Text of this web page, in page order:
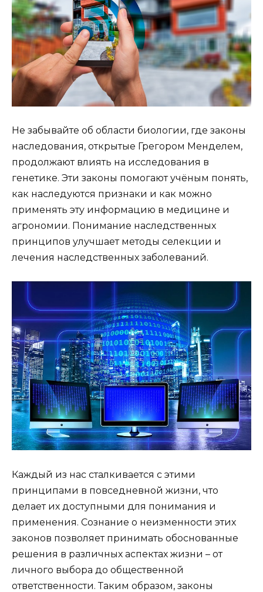
Не забывайте об области биологии, где законы
наследования, открытые Грегором Менделем,
продолжают влиять на исследования в
генетике. Эти законы помогают учёным понять,
как наследуются признаки и как можно
применять эту информацию в медицине и
агрономии. Понимание наследственных
принципов улучшает методы селекции и
лечения наследственных заболеваний.
Каждый из нас сталкивается с этими
принципами в повседневной жизни, что
делает их доступными для понимания и
применения. Сознание о неизменности этих
законов позволяет принимать обоснованные
решения в различных аспектах жизни – от
личного выбора до общественной
ответственности. Таким образом, законы